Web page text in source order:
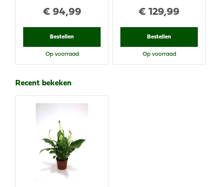
€ 94,99
Bestellen
Op voorraad
€ 129,99
Bestellen
Op voorraad
Recent bekeken